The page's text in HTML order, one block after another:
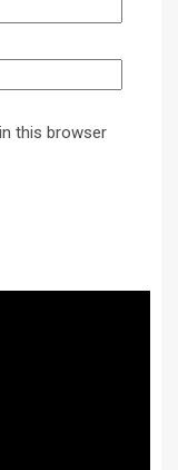
this browser